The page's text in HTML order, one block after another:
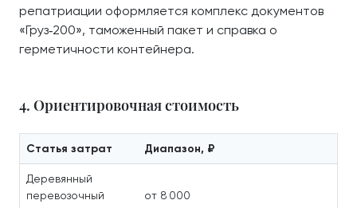
репатриации оформляется комплекс документов
«Груз‑200», таможенный пакет и справка о
герметичности контейнера.
4. Ориентировочная стоимость
Статья затрат Диапазон, ₽
Деревянный
перевозочный
от 8 000